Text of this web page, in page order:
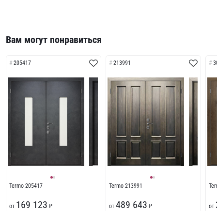
Вам могут понравиться
205417
Termo 205417
от 169 123 ₽
213991
Termo 213991
от489 643 ₽ от